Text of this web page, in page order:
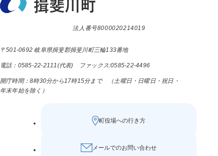
法人番号8000020214019
〒501-0692 岐阜県揖斐郡揖斐川町三輪133番地
電話：0585-22-2111(代表) ファックス:0585-22-4496
開庁時間：8時30分から17時15分まで （土曜日・日曜日・祝日・
年末年始を除く）
町役場への行き方
メールでのお問い合わせ